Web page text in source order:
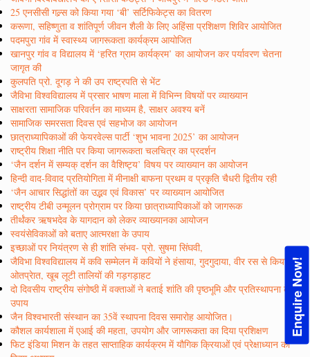
Enquire Now!
25 एनसीसी गल्र्स को किया गया ‘बी’ सर्टिफिकेट्स का वितरण
करूणा, सहिष्णुता व शांतिपूर्ण जीवन शैली के लिए अहिंसा प्रशिक्षण शिविर आयोजित
पदमपुरा गांव में स्वास्थ्य जागरूकता कार्यक्रम आयोजित
खानपुर गांव व विद्यालय में ‘हरित ग्राम कार्यक्रम’ का आयोजन कर पर्यावरण चेतना
जागृत की
कुलपति प्रो. दूगड़ ने की उप राष्ट्रपति से भेंट
जैविभा विश्वविद्यालय में प्रसार भाषण माला में विभिन्न विषयों पर व्याख्यान
साक्षरता सामाजिक परिवर्तन का माध्यम है, साक्षर अवश्य बनें
सामाजिक समरसता दिवस एवं सहभोज का आयोजन
छात्राध्यापिकाओं की फेयरवेल्स पार्टी ‘शुभ भावना 2025’ का आयोजन
राष्ट्रीय शिक्षा नीति पर किया जागरूकता चलचित्र का प्रदर्शन
‘जैन दर्शन में सम्यक् दर्शन का वैशिष्ट्य’ विषय पर व्याख्यान का आयोजन
हिन्दी वाद-विवाद प्रतियोगिता में मीनाक्षी बाफना प्रथम व प्रकृति चैधरी द्वितीय रही
‘जैन आचार सिद्धांतों का उद्भव एवं विकास’ पर व्याख्यान आयोजित
राष्ट्रीय टीबी उन्मूलन प्रोग्राम पर किया छात्राध्यापिकाओं को जागरूक
तीर्थंकर ऋषभदेव के यागदान को लेकर व्याख्यानका आयोजन
स्वयंसेविकाओं को बताए आत्मरक्षा के उपाय
इच्छाओं पर नियंत्रण से ही शांति संभव- प्रो. सुषमा सिंघवी,
जैविभा विश्वविद्यालय में कवि सम्मेलन में कवियों ने हंसाया, गुदगुदाया, वीर रस से किया
ओतप्रेात, खूब लूटी तालियों की गड़गड़ाहट
दो दिवसीय राष्ट्रीय संगोष्ठी में वक्ताओं ने बताई शांति की पृष्ठभूमि और प्रतिस्थापना के
उपाय
जैन विश्वभारती संस्थान का 35वें स्थापना दिवस समारोह आयोजित।
कौशल कार्यशाला में एआई की महता, उपयोग और जागरूकता का दिया प्रशिक्षण
फिट इंडिया मिशन के तहत साप्ताहिक कार्यक्रम में यौगिक क्रियाओं एवं प्रेक्षाध्यान का